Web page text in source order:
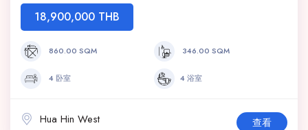
18,900,000 THB
860.00 SQM 346.00 SQM
4 卧室 4 浴室
Hua Hin West 查看